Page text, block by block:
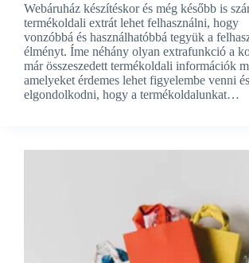
Webáruház készítéskor és még később is
termékoldali extrát lehet felhasználni, hogy
vonzóbbá és használhatóbbá tegyük a
élményt. Íme néhány olyan extrafunkció a
már összeszedett termékoldali információk
amelyeket érdemes lehet figyelembe venni és
elgondolkodni, hogy a termékoldalunkat…